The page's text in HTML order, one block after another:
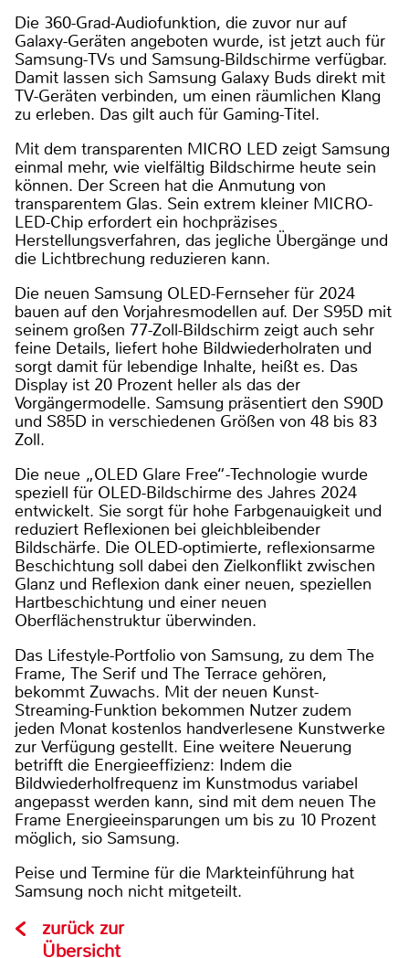
Die 360-Grad-Audiofunktion, die zuvor nur auf
Galaxy-Geräten angeboten wurde, ist jetzt auch für
Samsung-TVs und Samsung-Bildschirme verfügbar.
Damit lassen sich Samsung Galaxy Buds direkt mit
TV-Geräten verbinden, um einen räumlichen Klang
zu erleben. Das gilt auch für Gaming-Titel.
Mit dem transparenten MICRO LED zeigt Samsung
einmal mehr, wie vielfältig Bildschirme heute sein
können. Der Screen hat die Anmutung von
transparentem Glas. Sein extrem kleiner MICRO-
LED-Chip erfordert ein hochpräzises
Herstellungsverfahren, das jegliche Übergänge und
die Lichtbrechung reduzieren kann.
Die neuen Samsung OLED-Fernseher für 2024
bauen auf den Vorjahresmodellen auf. Der S95D mit
seinem großen 77-Zoll-Bildschirm zeigt auch sehr
feine Details, liefert hohe Bildwiederholraten und
sorgt damit für lebendige Inhalte, heißt es. Das
Display ist 20 Prozent heller als das der
Vorgängermodelle. Samsung präsentiert den S90D
und S85D in verschiedenen Größen von 48 bis 83
Zoll.
Die neue „OLED Glare Free“-Technologie wurde
speziell für OLED-Bildschirme des Jahres 2024
entwickelt. Sie sorgt für hohe Farbgenauigkeit und
reduziert Reflexionen bei gleichbleibender
Bildschärfe. Die OLED-optimierte, reflexionsarme
Beschichtung soll dabei den Zielkonflikt zwischen
Glanz und Reflexion dank einer neuen, speziellen
Hartbeschichtung und einer neuen
Oberflächenstruktur überwinden.
Das Lifestyle-Portfolio von Samsung, zu dem The
Frame, The Serif und The Terrace gehören,
bekommt Zuwachs. Mit der neuen Kunst-
Streaming-Funktion bekommen Nutzer zudem
jeden Monat kostenlos handverlesene Kunstwerke
zur Verfügung gestellt. Eine weitere Neuerung
betrifft die Energieeffizienz: Indem die
Bildwiederholfrequenz im Kunstmodus variabel
angepasst werden kann, sind mit dem neuen The
Frame Energieeinsparungen um bis zu 10 Prozent
möglich, sio Samsung.
Peise und Termine für die Markteinführung hat
Samsung noch nicht mitgeteilt.
zurück zur
Übersicht